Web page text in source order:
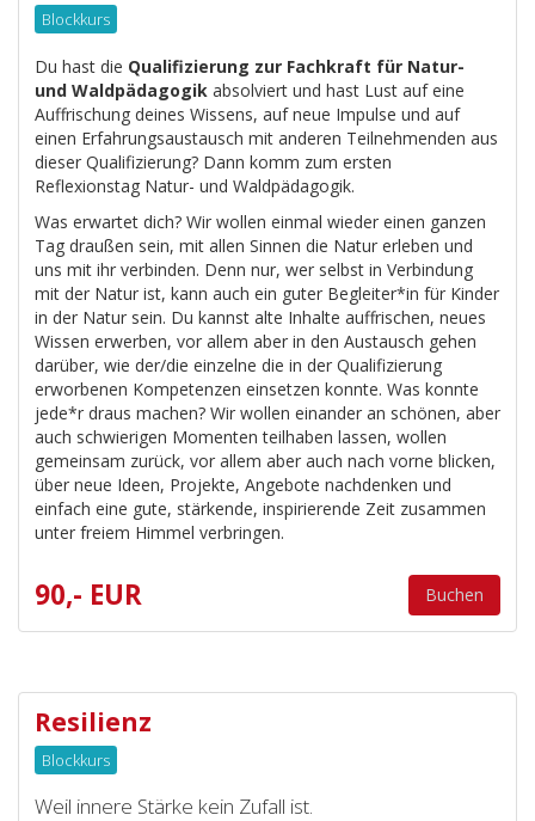
Blockkurs
Du hast die Qualifizierung zur Fachkraft für Natur-
und Waldpädagogik absolviert und hast Lust auf eine
Auffrischung deines Wissens, auf neue Impulse und auf
einen Erfahrungsaustausch mit anderen Teilnehmenden aus
dieser Qualifizierung? Dann komm zum ersten
Reflexionstag Natur- und Waldpädagogik.
Was erwartet dich? Wir wollen einmal wieder einen ganzen
Tag draußen sein, mit allen Sinnen die Natur erleben und
uns mit ihr verbinden. Denn nur, wer selbst in Verbindung
mit der Natur ist, kann auch ein guter Begleiter*in für Kinder
in der Natur sein. Du kannst alte Inhalte auffrischen, neues
Wissen erwerben, vor allem aber in den Austausch gehen
darüber, wie der/die einzelne die in der Qualifizierung
erworbenen Kompetenzen einsetzen konnte. Was konnte
jede*r draus machen? Wir wollen einander an schönen, aber
auch schwierigen Momenten teilhaben lassen, wollen
gemeinsam zurück, vor allem aber auch nach vorne blicken,
über neue Ideen, Projekte, Angebote nachdenken und
einfach eine gute, stärkende, inspirierende Zeit zusammen
unter freiem Himmel verbringen.
90,- EUR Buchen
Resilienz
Blockkurs
Weil innere Stärke kein Zufall ist.